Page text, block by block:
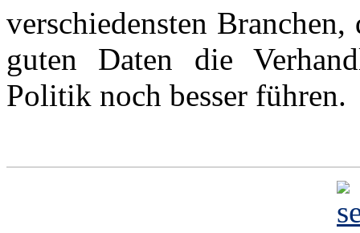
verschiedensten
guten Daten die
Politik noch besser führen.